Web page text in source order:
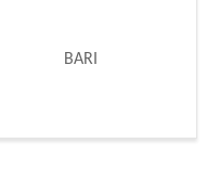
BARI